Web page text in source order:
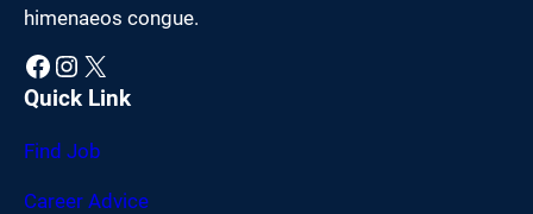
himenaeos congue.
Facebook Instagram X
Quick Link
Find Job
Career Advice